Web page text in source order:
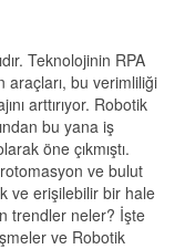
Teknolojinin RPA
araçları, bu verimliliği
arttırıyor. Robotik
bu yana iş
öne çıkmıştı.
ve bulut
ve erişilebilir bir hale
trendler neler? İşte
ve Robotik